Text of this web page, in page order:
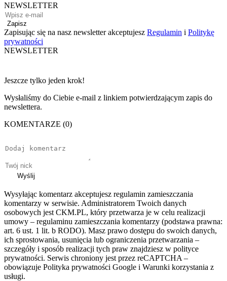
NEWSLETTER
Zapisz
Zapisując się na nasz newsletter akceptujesz Regulamin i Politykę
prywatności
NEWSLETTER
Jeszcze tylko jeden krok!
Wysłaliśmy do Ciebie e-mail z linkiem potwierdzającym zapis do
newslettera.
KOMENTARZE (0)
Wyślij
Wysyłając komentarz akceptujesz regulamin zamieszczania
komentarzy w serwisie. Administratorem Twoich danych
osobowych jest CKM.PL, który przetwarza je w celu realizacji
umowy – regulaminu zamieszczania komentarzy (podstawa prawna:
art. 6 ust. 1 lit. b RODO). Masz prawo dostępu do swoich danych,
ich sprostowania, usunięcia lub ograniczenia przetwarzania –
szczegóły i sposób realizacji tych praw znajdziesz w polityce
prywatności. Serwis chroniony jest przez reCAPTCHA –
obowiązuje Polityka prywatności Google i Warunki korzystania z
usługi.